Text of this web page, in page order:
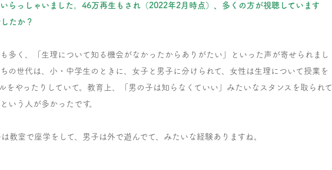
らっしゃいました。46万再生もされ（2022年2月時点）、多くの方が視聴しています
たか？
多く、「生理について知る機会がなかったからありがたい」といった声が寄せられまし
の世代は、小・中学生のときに、女子と男子に分けられて、女性は生理について授業を
をやったりしていて。教育上、「男の子は知らなくていい」みたいなスタンスを取られて
いう人が多かったです。
教室で座学をして、男子は外で遊んでて、みたいな経験ありますね。